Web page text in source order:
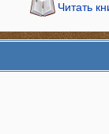
Читать